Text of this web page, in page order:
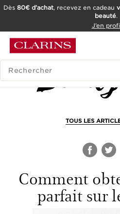
OUTIL D'ACCESSIBILITÉ
Dès 80€ d’achat, recevez en cadeau
beauté.
J’en
HISTORIQUE DES RECHERCHES
TOUS LES
Comment
parfait sur